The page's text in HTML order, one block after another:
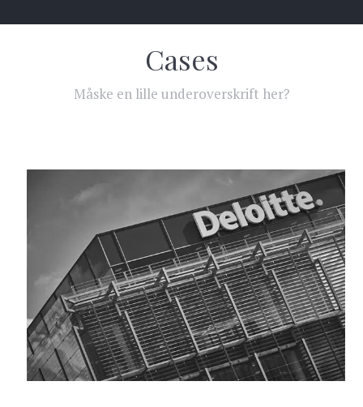
Cases
Måske en lille underoverskrift her?